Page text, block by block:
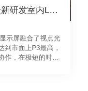
震撼视觉体验！视点光电最新研发室内LED显示屏成功在广州点亮
示屏融合了视点光
到市面上P3最高，